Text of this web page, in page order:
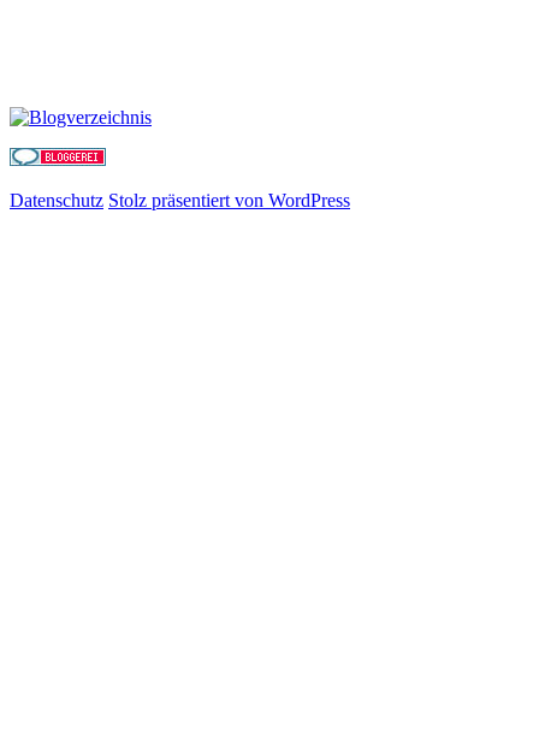
Datenschutz Stolz präsentiert von WordPress